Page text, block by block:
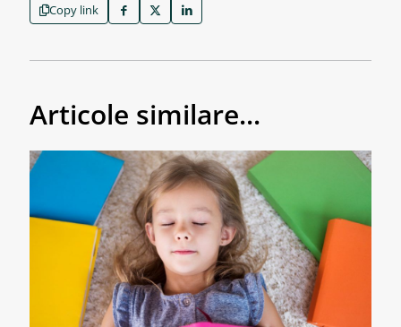
Copy link
Articole similare...